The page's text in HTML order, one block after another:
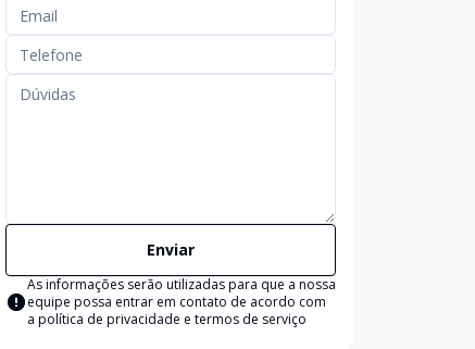
Enviar
As informações serão utilizadas para que a nossa
equipe possa entrar em contato de acordo com
a política de privacidade e termos de serviço